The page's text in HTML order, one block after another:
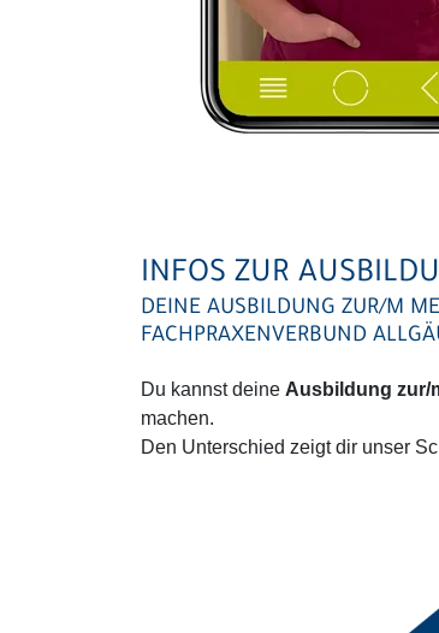
INFOS ZUR
DEINE AUSBILDUNG ZUR/M
FACHPRAXENVERBUND
Du kannst deine Ausbildung zur/
machen.
Den Unterschied zeigt dir unser